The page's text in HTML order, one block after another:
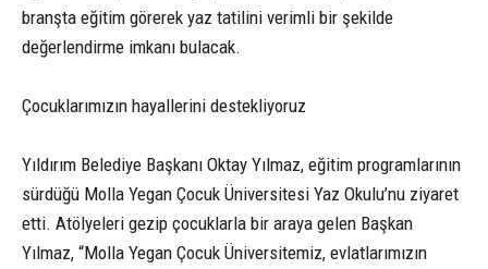
branşta eğitim görerek yaz tatilini verimli bir şekilde
değerlendirme imkanı bulacak.
Çocuklarımızın hayallerini destekliyoruz
Yıldırım Belediye Başkanı Oktay Yılmaz, eğitim programlarının
sürdüğü Molla Yegan Çocuk Üniversitesi Yaz Okulu’nu ziyaret
etti. Atölyeleri gezip çocuklarla bir araya gelen Başkan
Yılmaz, “Molla Yegan Çocuk Üniversitemiz, evlatlarımızın